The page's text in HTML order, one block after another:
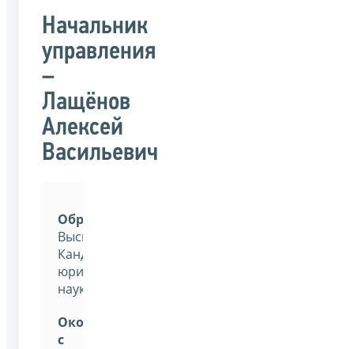
Начальник
управления
–
Лащёнов
Алексей
Васильевич
Образование:
Высшее.
Кандидат
юридических
наук.
Окончил
с